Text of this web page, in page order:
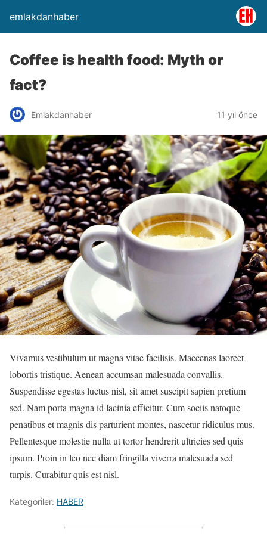
emlakdanhaber
Coffee is health food: Myth or
fact?
Emlakdanhaber 11 yıl önce
Vivamus vestibulum ut magna vitae facilisis. Maecenas laoreet
lobortis tristique. Aenean accumsan malesuada convallis.
Suspendisse egestas luctus nisl, sit amet suscipit sapien pretium
sed. Nam porta magna id lacinia efficitur. Cum sociis natoque
penatibus et magnis dis parturient montes, nascetur ridiculus mus.
Pellentesque molestie nulla ut tortor hendrerit ultricies sed quis
ipsum. Proin in leo nec diam fringilla viverra malesuada sed
turpis. Curabitur quis est nisl.
Kategoriler: HABER